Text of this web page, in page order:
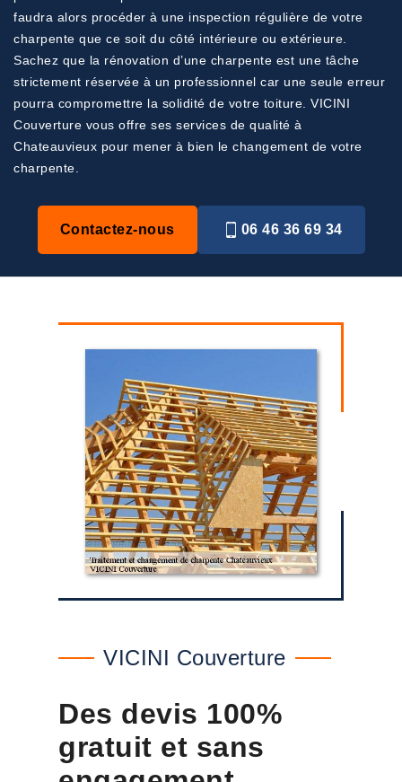
faudra alors procéder à une inspection régulière de votre
charpente que ce soit du côté intérieure ou extérieure.
Sachez que la rénovation d’une charpente est une tâche
strictement réservée à un professionnel car une seule erreur
pourra compromettre la solidité de votre toiture. VICINI
Couverture vous offre ses services de qualité à
Chateauvieux pour mener à bien le changement de votre
charpente.
Contactez-nous 06 46 36 69 34
VICINI Couverture
Des devis 100%
gratuit et sans